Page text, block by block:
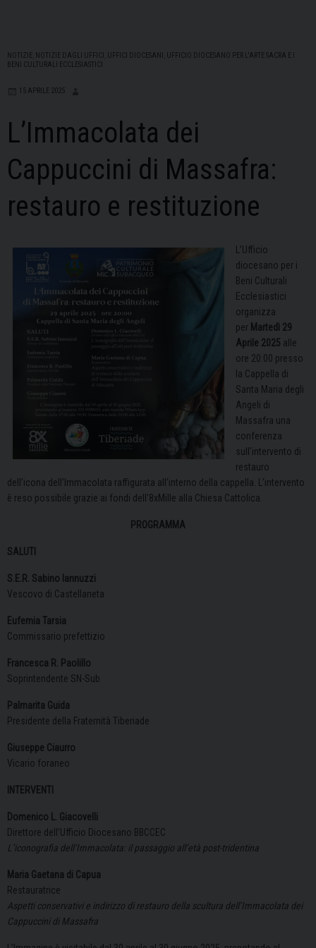
NOTIZIE NOTIZIE DAGLI UFFICI UFFICI DIOCESANI
UFFICIO DIOCESANO PER L'ARTE SACRA E I
BENI CULTURALI ECCLESIASTICI
15 APRILE 2025
L’Immacolata dei
Cappuccini di Massafra:
restauro e restituzione
L’Ufficio
diocesano per i
Beni Culturali
Ecclesiastici
organizza
per Martedì 29
Aprile 2025 alle
ore 20:00 presso
la Cappella di
Santa Maria degli
Angeli di
Massafra una
conferenza
sull’intervento di
restauro
dell’icona dell’Immacolata raffigurata all’interno della cappella. L’intervento
è reso possibile grazie ai fondi dell’8xMille alla Chiesa Cattolica.
PROGRAMMA
SALUTI
S.E.R. Sabino Iannuzzi
Vescovo di Castellaneta
Eufemia Tarsia
Commissario prefettizio
Francesca R. Paolillo
Soprintendente SN-Sub
Palmarita Guida
Presidente della Fraternità Tiberiade
Giuseppe Ciaurro
Vicario foraneo
INTERVENTI
Domenico L. Giacovelli
Direttore dell’Ufficio Diocesano BBCCEC
L’iconografia dell’Immacolata: il passaggio all’età post-tridentina
Maria Gaetana di Capua
Restauratrice
Aspetti conservativi e indirizzo di restauro della scultura dell’Immacolata dei
Cappuccini di Massafra